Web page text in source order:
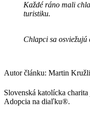
Každé ráno mali
turistiku.
Chlapci sa osviežujú
Autor článku: Martin
Slovenská katolícka
Adopcia na diaľku®.